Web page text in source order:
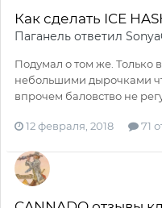
Как сделать ICE
Паганель ответил
Подумал о том же. Только
небольшими дырочками
впрочем баловство не
12 февраля, 2018 71